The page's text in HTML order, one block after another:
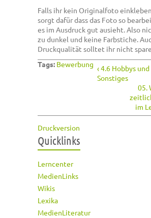
Falls ihr kein Originalfoto
sorgt dafür dass das Foto so
es im Ausdruck gut ausieht. Also
zu dunkel und keine Farbstiche.
Druckqualität solltet ihr nicht
Tags: Bewerbung ‹ 4.6 Hobbys und
Sonstiges
05.
im
Druckversion
Quicklinks
Lerncenter
MedienLinks
Wikis
Lexika
MedienLiteratur